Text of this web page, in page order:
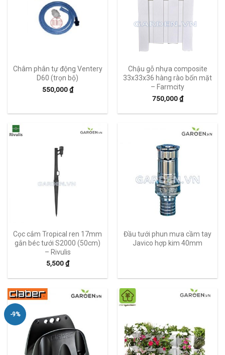
Châm phân tự động Ventery
D60 (trọn bộ)
550,000₫
Chậu gỗ nhựa composite
33x33x36 hàng rào bốn mặt
– Farmcity
750,000₫
Cọc cắm Tropical ren 17mm
gắn béc tưới S2000 (50cm)
– Rivulis
5,500₫
Đầu tưới phun mưa cầm tay
Javico hợp kim 40mm
-9%